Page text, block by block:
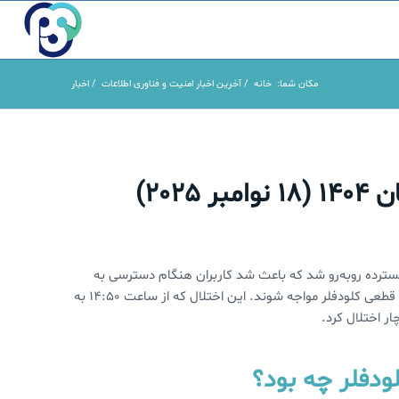
مکان شما: خانه / آخرین اخبار امنیت و فناوری اطلاعات / اخبار
1404) با یک اختلال گسترده روبه‌رو شد که باعث شد کاربران هنگام دسترسی به
و قطعی کلودفلر مواجه شوند. این اختلال که از ساعت 14:50 به
اختلال کرد.
چه بود؟